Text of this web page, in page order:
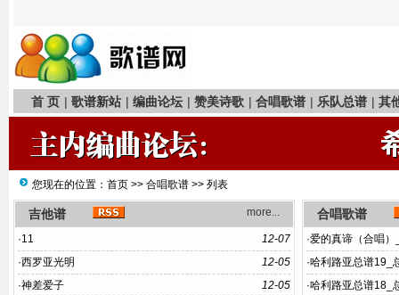
首 页 | 歌谱新站 | 编曲论坛 | 赞美诗歌 | 合唱歌谱 | 乐队总谱 | 其
您现在的位置： 首页 >> 合唱歌谱 >> 列表
more...
吉他谱
12-07
·11
12-05
·西罗亚光明
12-05
·神差爱子
合唱歌谱
·爱的真谛（合唱）
·哈利路亚总谱19_
·哈利路亚总谱18_